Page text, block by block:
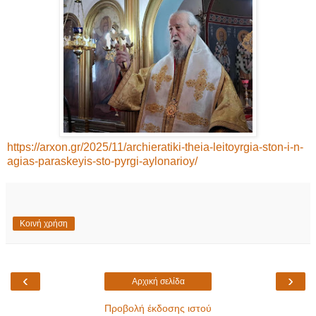
https://arxon.gr/2025/11/archieratiki-theia-leitoyrgia-ston-i-n-
agias-paraskeyis-sto-pyrgi-aylonarioy/
Κοινή χρήση
‹ ›
Αρχική σελίδα
Προβολή έκδοσης ιστού